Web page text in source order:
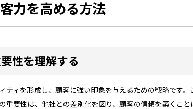
力を高める方法
性を理解する
ティを形成し、顧客に強い印象を与えるための戦略です
要性は、他社との差別化を図り、顧客の信頼を築くこと